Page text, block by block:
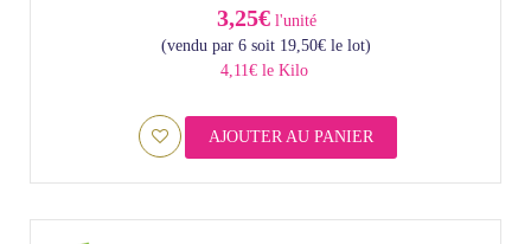
3,25€ l'unité
(vendu par 6 soit 19,50€le lot)
4,11€ le Kilo
AJOUTER AU PANIER